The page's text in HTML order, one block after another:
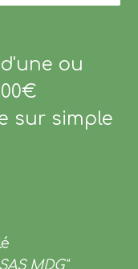
ou
sur simple
MDG"